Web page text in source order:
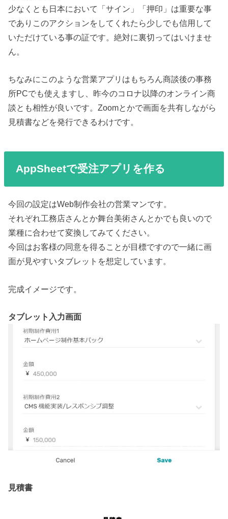
少なくとも日本において「サイン」「押印」は重要な事
でありこのアクションをしてくれたら少しでも信用して
いただけている事の証です。絶対に裏切ってはいけませ
ん。
ちなみにこのような営業アプリはもちろん商談後の事務
所PCでも使えますし、昨今のコロナ以降のオンライン商
談とも相性が良いです。Zoomとかで画面を共有しながら
見積書などを発行できるわけです。
AppSheetで受注アプリを作る
今回の設定はWeb制作会社の営業マンです。
それぞれ工務店さんとか舞台美術さんとかでも良いので
業種に合わせて変換してみてください。
今回はお客様の同意を得ることが目標ですので一緒に画
面が見やすいタブレットを想定しています。
完成イメージです。
タブレット入力画面
見積書